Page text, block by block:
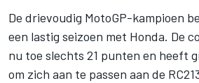
De drievoudig MotoGP-kampioen
een lastig seizoen met Honda. De
nu toe slechts 21 punten en heeft
om zich aan te passen aan de